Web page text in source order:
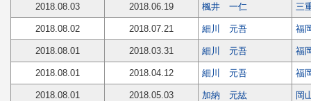
2018.08.03 2018.06.19 楓井 一仁 三
2018.08.02 2018.07.21 細川 元吾 福
2018.08.01 2018.03.31 細川 元吾 福
2018.08.01 2018.04.12 細川 元吾 福
2018.08.01 2018.05.03 加納 元紘 岡